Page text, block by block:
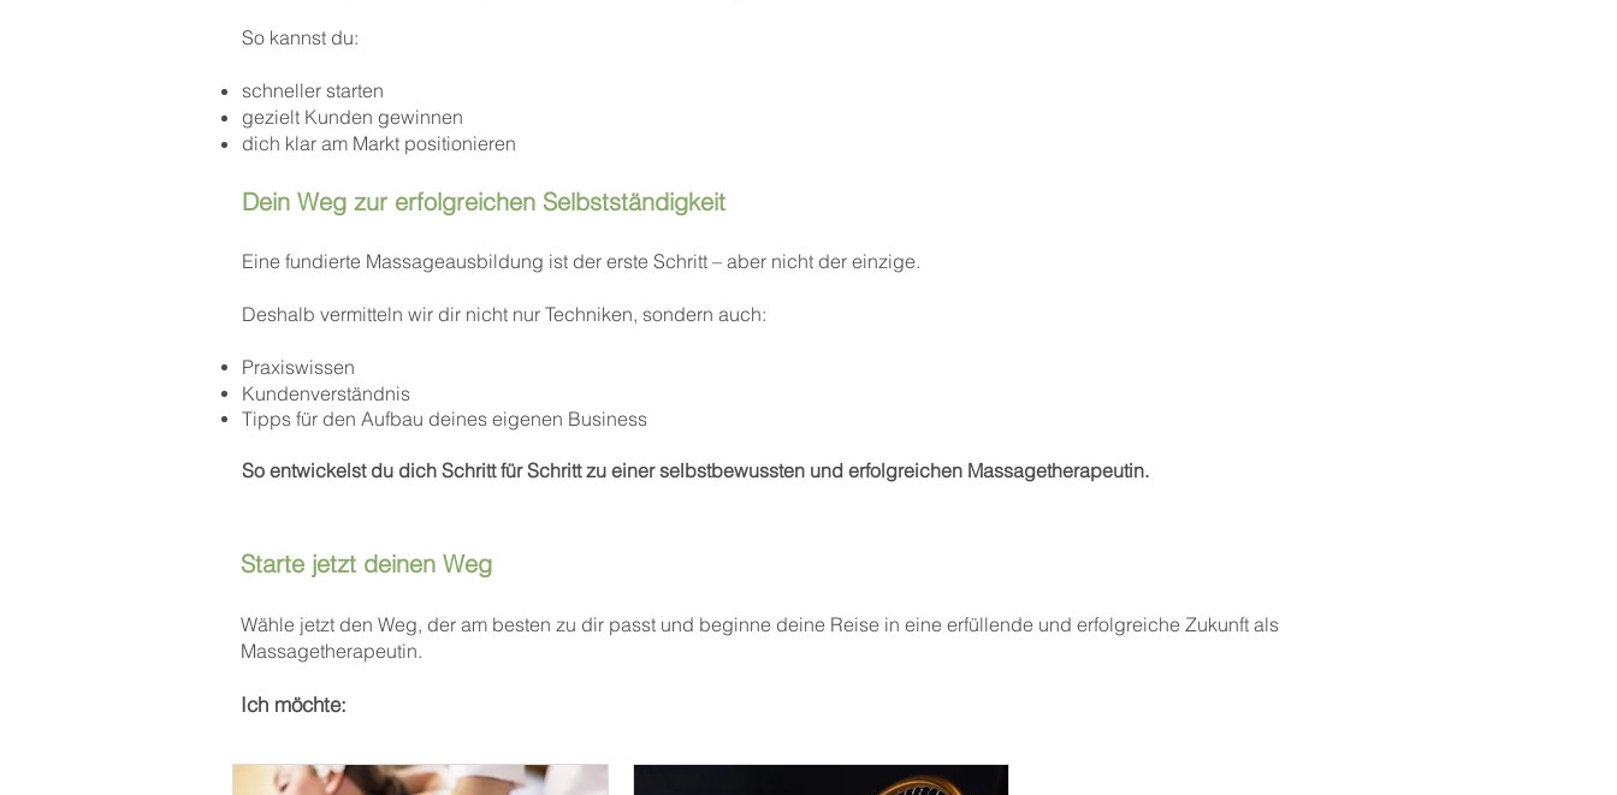
So kannst du:
schneller starten
gezielt Kunden gewinnen
dich klar am Markt positionieren
Dein Weg zur erfolgreichen Selbstständigkeit
Eine fundierte Massageausbildung ist der erste Schritt – aber nicht der einzige.
Deshalb vermitteln wir dir nicht nur Techniken, sondern auch:
Praxiswissen
Kundenverständnis
Tipps für den Aufbau deines eigenen Business
So entwickelst du dich Schritt für Schritt zu einer selbstbewussten und erfolgreichen Massagetherapeutin.
Starte jetzt deinen Weg
​Wähle jetzt den Weg, der am besten zu dir passt und beginne deine Reise in eine erfüllende und erfolgreiche Zukunft als
Massagetherapeutin.
Ich möchte: